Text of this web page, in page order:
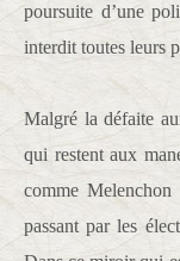
poursuite d’une
interdit toutes leurs
Malgré la défaite
qui restent aux
comme
passant par les